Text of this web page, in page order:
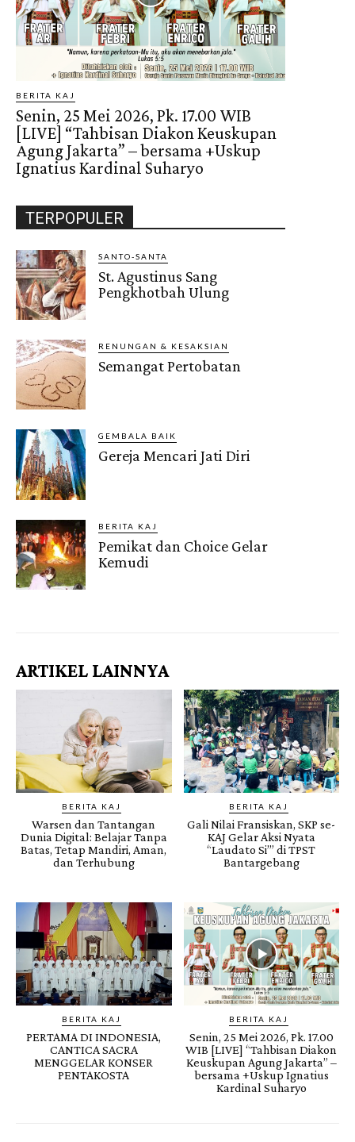
BERITA KAJ
Senin, 25 Mei 2026, Pk. 17.00 WIB
[LIVE] “Tahbisan Diakon Keuskupan
Agung Jakarta” – bersama +Uskup
Ignatius Kardinal Suharyo
TERPOPULER
SANTO-SANTA
St. Agustinus Sang
Pengkhotbah Ulung
RENUNGAN & KESAKSIAN
Semangat Pertobatan
GEMBALA BAIK
Gereja Mencari Jati Diri
BERITA KAJ
Pemikat dan Choice Gelar
Kemudi
Gendis.ID
ARTIKEL LAINNYA
BERITA KAJ
Warsen dan Tantangan
Dunia Digital: Belajar Tanpa
Batas, Tetap Mandiri, Aman,
dan Terhubung
BERITA KAJ
Gali Nilai Fransiskan, SKP se-
KAJ Gelar Aksi Nyata
“Laudato Si’” di TPST
Bantargebang
BERITA KAJ
PERTAMA DI INDONESIA,
CANTICA SACRA
MENGGELAR KONSER
PENTAKOSTA
BERITA KAJ
Senin, 25 Mei 2026, Pk. 17.00
WIB [LIVE] “Tahbisan Diakon
Keuskupan Agung Jakarta” –
bersama +Uskup Ignatius
Kardinal Suharyo